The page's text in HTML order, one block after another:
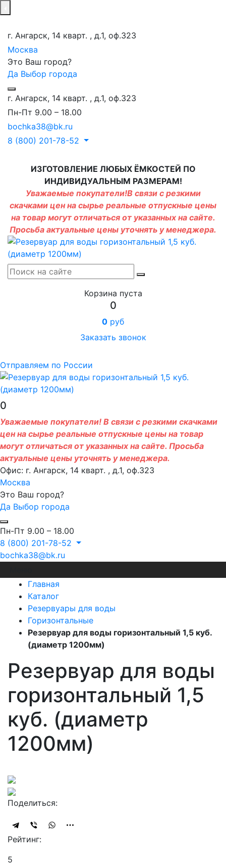
г. Ангарск, 14 кварт. , д.1, оф.323
Москва
Это Ваш город?
Да Выбор города
г. Ангарск, 14 кварт. , д.1, оф.323
Пн-Пт 9.00 – 18.00
bochka38@bk.ru
8 (800) 201-78-52
ИЗГОТОВЛЕНИЕ ЛЮБЫХ ЁМКОСТЕЙ ПО
ИНДИВИДУАЛЬНЫМ РАЗМЕРАМ!
Уважаемые покупатели!В связи с резкими
скачками цен на сырье реальные отпускные цены
на товар могут отличаться от указанных на сайте.
Просьба актуальные цены уточнять у менеджера.
Корзина пуста
0
0 руб
Заказать звонок
Отправляем по России
0
Уважаемые покупатели! В связи с резкими скачками
цен на сырье реальные отпускные цены на товар
могут отличаться от указанных на сайте. Просьба
актуальные цены уточнять у менеджера.
Офис: г. Ангарск, 14 кварт. , д.1, оф.323
Москва
Это Ваш город?
Да Выбор города
Пн-Пт 9.00 – 18.00
8 (800) 201-78-52
bochka38@bk.ru
Главная
Каталог
Резервуары для воды
Горизонтальные
Резервуар для воды горизонтальный 1,5 куб.
(диаметр 1200мм)
Резервуар для воды
горизонтальный 1,5
куб. (диаметр
1200мм)
Поделиться:
Рейтинг:
5